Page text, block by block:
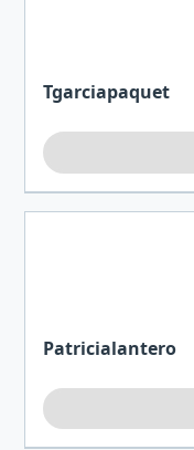
Tgarciapaquet
Patricialantero